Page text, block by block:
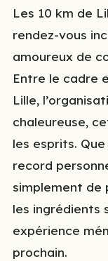
Les 10 km de
rendez-vous
amoureux de
Entre le cadre
Lille,
chaleureuse,
les esprits.
record
simplement de
les ingrédients
expérience
prochain.